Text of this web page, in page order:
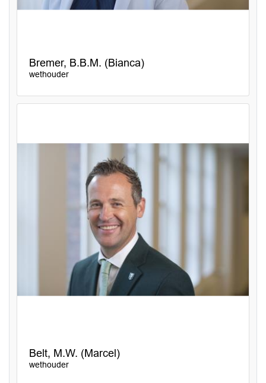
Bremer, B.B.M. (Bianca)
wethouder
Belt, M.W. (Marcel)
wethouder